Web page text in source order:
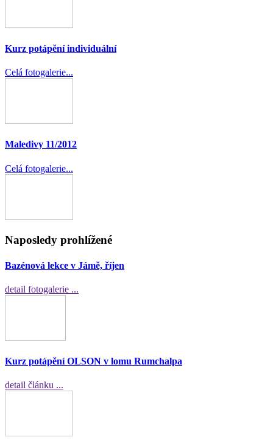
Kurz potápění individuální
Celá fotogalerie...
Maledivy 11/2012
Celá fotogalerie...
Naposledy prohlížené
Bazénová lekce v Jámě, říjen
detail fotogalerie ...
Kurz potápění OLSON v lomu Rumchalpa
detail článku ...